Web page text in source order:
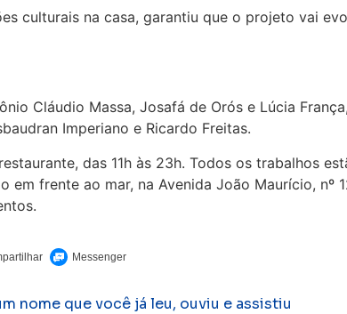
culturais na casa, garantiu que o projeto vai
Cláudio Massa, Josafá de Orós e Lúcia
Imperiano e Ricardo Freitas.
das 11h às 23h. Todos os trabalhos
frente ao mar, na Avenida João Maurício, nº
nome que você já leu, ouviu e assistiu